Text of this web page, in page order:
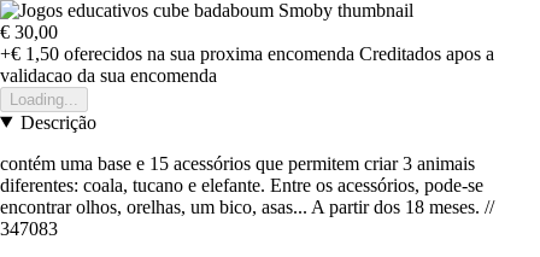
€ 30,00
+€ 1,50 oferecidos na sua proxima encomenda Creditados apos a
validacao da sua encomenda
Loading...
Descrição
contém uma base e 15 acessórios que permitem criar 3 animais
diferentes: coala, tucano e elefante. Entre os acessórios, pode-se
encontrar olhos, orelhas, um bico, asas... A partir dos 18 meses. //
347083